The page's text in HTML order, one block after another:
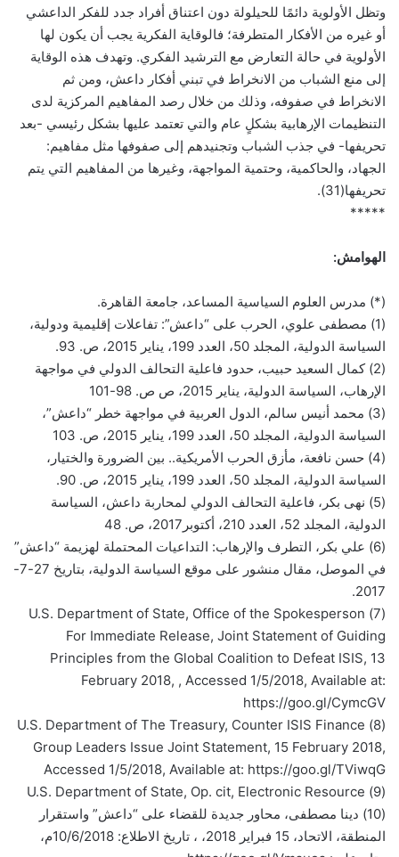
وتظل الأولوية دائمًا للحيلولة دون اعتناق أفراد جدد للفكر الداعشي
أو غيره من الأفكار المتطرفة؛ فالوقاية الفكرية يجب أن يكون لها
الأولوية في حالة التعارض مع الترشيد الفكري. وتهدف هذه الوقاية
إلى منع الشباب من الانخراط في تبني أفكار داعش، ومن ثم
الانخراط في صفوفه، وذلك من خلال رصد المفاهيم المركزية لدى
التنظيمات الإرهابية بشكلٍ عام والتي تعتمد عليها بشكل رئيسي -بعد
تحريفها- في جذب الشباب وتجنيدهم إلى صفوفها مثل مفاهيم:
الجهاد، والحاكمية، وحتمية المواجهة، وغيرها من المفاهيم التي يتم
تحريفها(31).
*****
الهوامش:
(*) مدرس العلوم السياسية المساعد، جامعة القاهرة.
(1) مصطفى علوي، الحرب على “داعش”: تفاعلات إقليمية ودولية،
السياسة الدولية، المجلد 50، العدد 199، يناير 2015، ص. 93.
(2) كمال السعيد حبيب، حدود فاعلية التحالف الدولي في مواجهة
الإرهاب، السياسة الدولية، يناير 2015، ص ص. 98-101
(3) محمد أنيس سالم، الدول العربية في مواجهة خطر “داعش”،
السياسة الدولية، المجلد 50، العدد 199، يناير 2015، ص. 103
(4) حسن نافعة، مأزق الحرب الأمريكية.. بين الضرورة والختيار،
السياسة الدولية، المجلد 50، العدد 199، يناير 2015، ص. 90.
(5) نهى بكر، فاعلية التحالف الدولي لمحاربة داعش، السياسة
الدولية، المجلد 52، العدد 210، أكتوبر2017، ص. 48
(6) علي بكر، التطرف والإرهاب: التداعيات المحتملة لهزيمة “داعش”
في الموصل، مقال منشور على موقع السياسة الدولية، بتاريخ 27-7-
2017.
(7) U.S. Department of State, Office of the Spokesperson
For Immediate Release, Joint Statement of Guiding
Principles from the Global Coalition to Defeat ISIS, 13
February 2018, , Accessed 1/5/2018, Available at:
https://goo.gl/CymcGV
(8) U.S. Department of The Treasury, Counter ISIS Finance
Group Leaders Issue Joint Statement, 15 February 2018,
Accessed 1/5/2018, Available at: https://goo.gl/TViwqG
(9) U.S. Department of State, Op. cit, Electronic Resource
(10) دينا مصطفى، محاور جديدة للقضاء على “داعش” واستقرار
المنطقة، الاتحاد، 15 فبراير 2018، ، تاريخ الاطلاع: 10/6/2018م،